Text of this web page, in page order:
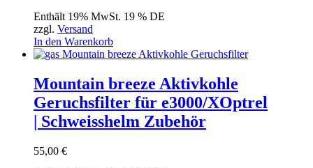
Enthält 19% MwSt. 19 % DE
zzgl. Versand
In den Warenkorb
Mountain breeze Aktivkohle
Geruchsfilter für e3000/XOptrel
| Schweisshelm Zubehör
55,00 €